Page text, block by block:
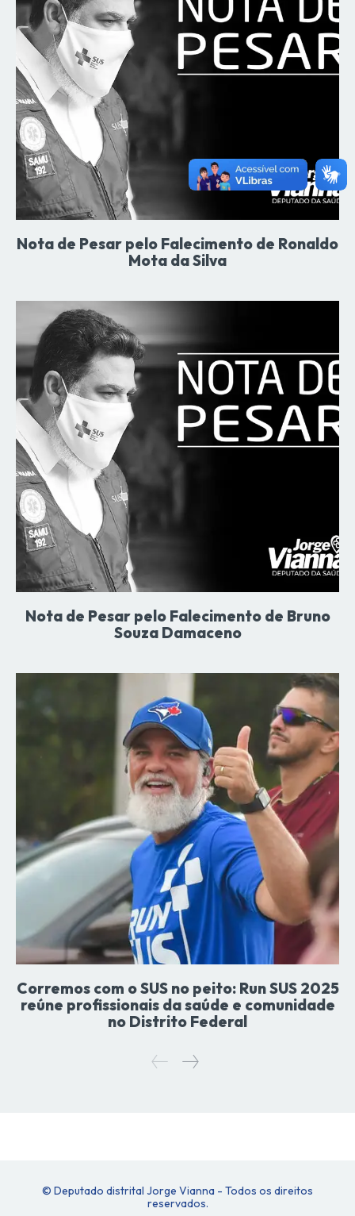
Nota de Pesar pelo Falecimento de Ronaldo
Mota da Silva
Nota de Pesar pelo Falecimento de Bruno
Souza Damaceno
Corremos com o SUS no peito: Run SUS 2025
reúne profissionais da saúde e comunidade
no Distrito Federal
© Deputado distrital Jorge Vianna - Todos os direitos
reservados.